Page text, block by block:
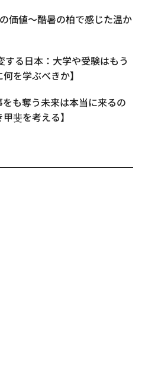
価値〜酷暑の柏で感じた温か
する日本：大学や受験はもう
を学ぶべきか】
をも奪う未来は本当に来るの
斐を考える】